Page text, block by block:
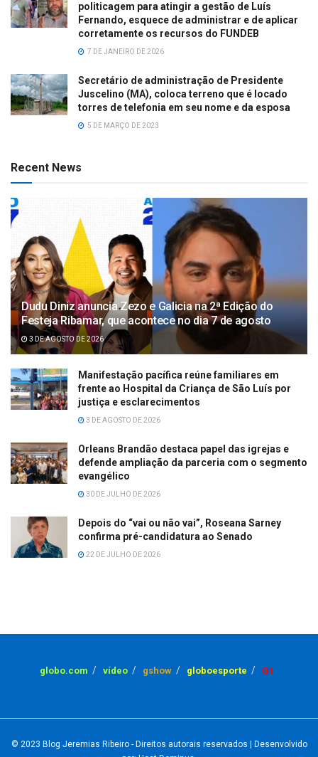
politicagem para atingir a gestão de Luís
Fernando, esquece de administrar e de aplicar
corretamente os recursos do FUNDEB
7 DE JANEIRO DE 2026
Secretário de administração de Presidente
Juscelino (MA), coloca terreno que é locado
torres de telefonia em seu nome e da esposa
5 DE MARÇO DE 2023
Recent News
Dudu Diniz anuncia Zezo e Galicia na 2ª Edição do
Festeja Ribamar, que acontece no dia 7 de agosto
3 DE AGOSTO DE 2026
Manifestação pacífica reúne familiares em
frente ao Hospital da Criança de São Luís por
justiça e esclarecimentos
3 DE AGOSTO DE 2026
Orleans Brandão destaca papel das igrejas e
defende ampliação da parceria com o segmento
evangélico
30 DE JULHO DE 2026
Depois do “vai ou não vai”, Roseana Sarney
confirma pré-candidatura ao Senado
22 DE JULHO DE 2026
globo.com vídeo gshow globoesporte G1
© 2023 Blog Jeremias Ribeiro- Direitos autorais reservados | Desenvolvido